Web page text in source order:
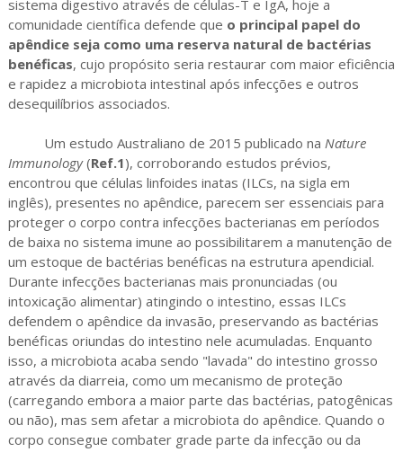
sistema digestivo através de células-T e IgA, hoje a
comunidade científica defende que o principal papel do
apêndice seja como uma reserva natural de bactérias
benéficas, cujo propósito seria restaurar com maior eficiência
e rapidez a microbiota intestinal após infecções e outros
desequilíbrios associados.
Um estudo Australiano de 2015 publicado na Nature
Immunology(Ref.1), corroborando estudos prévios,
encontrou que células linfoides inatas (ILCs, na sigla em
inglês), presentes no apêndice, parecem ser essenciais para
proteger o corpo contra infecções bacterianas em períodos
de baixa no sistema imune ao possibilitarem a manutenção de
um estoque de bactérias benéficas na estrutura apendicial.
Durante infecções bacterianas mais pronunciadas (ou
intoxicação alimentar) atingindo o intestino, essas ILCs
defendem o apêndice da invasão, preservando as bactérias
benéficas oriundas do intestino nele acumuladas. Enquanto
isso, a microbiota acaba sendo "lavada" do intestino grosso
através da diarreia, como um mecanismo de proteção
(carregando embora a maior parte das bactérias, patogênicas
ou não), mas sem afetar a microbiota do apêndice. Quando o
corpo consegue combater grade parte da infecção ou da